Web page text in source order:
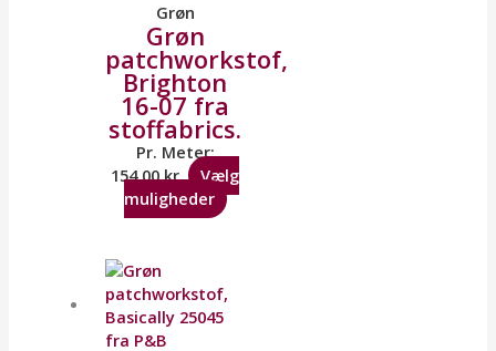
Grøn
Grøn
patchworkstof,
Brighton
16-07 fra
stoffabrics.
Pr. Meter:
154,00kr.
Vælg
muligheder